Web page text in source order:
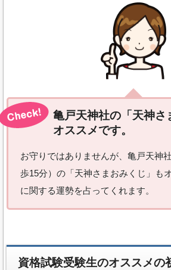
亀戸天神社の「天神さ
オススメです。
お守りではありませんが、亀戸天神
歩15分）の「天神さまおみくじ」も
に関する運勢を占ってくれます。
資格試験受験生のオススメの